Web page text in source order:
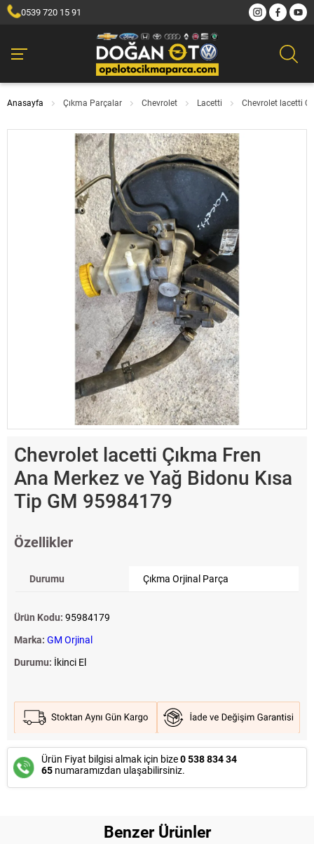
0539 720 15 91
Anasayfa Çıkma Parçalar Chevrolet Lacetti Chevrolet lacetti
Chevrolet lacetti Çıkma Fren
Ana Merkez ve Yağ Bidonu Kısa
Tip GM 95984179
Özellikler
Durumu Çıkma Orjinal Parça
Ürün Kodu: 95984179
Marka: GM Orjinal
Durumu: İkinci El
Ürün Fiyat bilgisi almak için bize0 538 834 34
65 numaramızdan ulaşabilirsiniz.
Benzer Ürünler